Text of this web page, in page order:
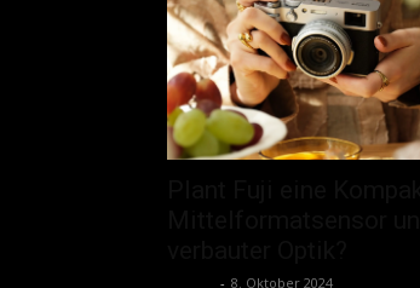
- 8. Oktober 2024